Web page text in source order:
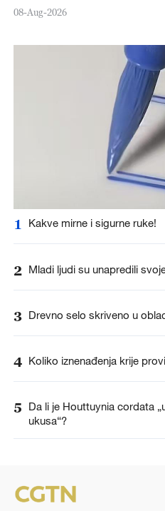
08-Aug-2026
1 Kakve mirne i sigurne ruke!
2 Mladi ljudi su unapredili
3 Drevno selo skriveno u
4 Koliko iznenađenja krije
5
Da li je Houttuynia cordata
ukusa“?